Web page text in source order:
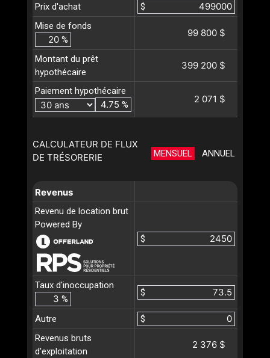
Prix d'achat
$
Mise de fonds
%
99 800 $
Montant du prêt
hypothécaire
399 200 $
Paiement hypothécaire
%
2 071 $
CALCULATEUR DE FLUX
DE TRÉSORERIE
MENSUEL ANNUEL
Revenus
Revenu de location brut
Powered By
$
Taux d'inoccupation
%
$
Autre
$
Revenus bruts
d'exploitation
2 376 $